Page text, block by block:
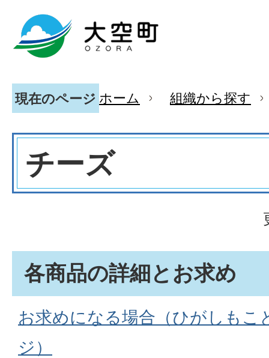
現在のページ ホーム 組織から探す
チーズ
各商品の詳細とお求め
お求めになる場合（ひがしもこ
ジ）